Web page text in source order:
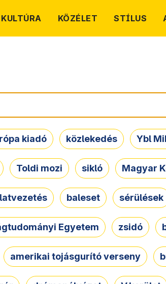
KULTÚRA KÖZÉLET STÍLUS
kiadó közlekedés Ybl
Toldi mozi sikló Magyar
baleset sérülések
Egyetem zsidó
amerikai tojásgurító verseny